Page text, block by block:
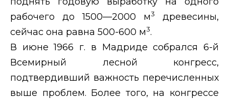
рабочего до 1500—2000 м3
древесины,
сейчас она равна 500-600 м3.
В июне 1966 г. в Мадриде собрался 6-й
Всемирный лесной конгресс,
подтвердивший важность перечисленных
выше проблем. Более того, на конгрессе